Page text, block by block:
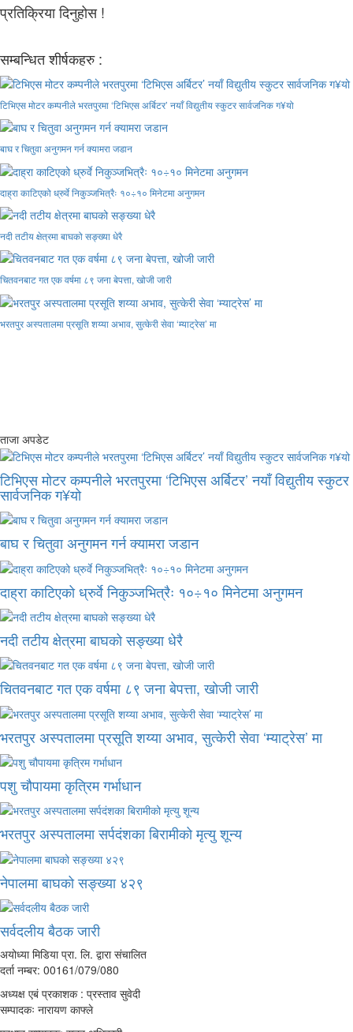
प्रतिक्रिया दिनुहोस !
सम्बन्धित शीर्षकहरु :
टिभिएस मोटर कम्पनीले भरतपुरमा ‘टिभिएस अर्बिटर’ नयाँ विद्युतीय स्कुटर सार्वजनिक ग¥यो
बाघ र चितुवा अनुगमन गर्न क्यामरा जडान
दाह्रा काटिएको ध्रुर्वे निकुञ्जभित्रैः १०÷१० मिनेटमा अनुगमन
नदी तटीय क्षेत्रमा बाघको सङ्ख्या धेरै
चितवनबाट गत एक वर्षमा ८९ जना बेपत्ता, खोजी जारी
भरतपुर अस्पतालमा प्रसूति शय्या अभाव, सुत्केरी सेवा ‘म्याट्रेस’ मा
ताजा अपडेट
टिभिएस मोटर कम्पनीले भरतपुरमा ‘टिभिएस अर्बिटर’ नयाँ विद्युतीय स्कुटर
सार्वजनिक ग¥यो
बाघ र चितुवा अनुगमन गर्न क्यामरा जडान
दाह्रा काटिएको ध्रुर्वे निकुञ्जभित्रैः १०÷१० मिनेटमा अनुगमन
नदी तटीय क्षेत्रमा बाघको सङ्ख्या धेरै
चितवनबाट गत एक वर्षमा ८९ जना बेपत्ता, खोजी जारी
भरतपुर अस्पतालमा प्रसूति शय्या अभाव, सुत्केरी सेवा ‘म्याट्रेस’ मा
पशु चौपायमा कृत्रिम गर्भाधान
भरतपुर अस्पतालमा सर्पदंशका बिरामीको मृत्यु शून्य
नेपालमा बाघको सङ्ख्या ४२९
सर्वदलीय बैठक जारी
अयोध्या मिडिया प्रा. लि. द्वारा संचालित
दर्ता नम्बर: 00161/079/080
अध्यक्ष एबं प्रकाशक : प्रस्ताव सुवेदी
सम्पादकः नारायण काफ्ले